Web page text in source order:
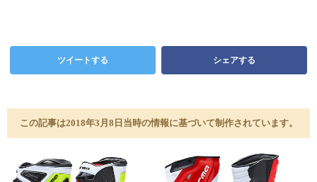
ツイートする シェアする
この記事は2018年3月8日当時の情報に基づいて制作されています。